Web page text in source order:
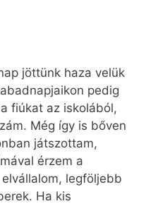
jöttünk haza velük
pedig
fiúkat az iskolából,
Még így is bőven
játszottam,
érzem a
legföljebb
Ha kis